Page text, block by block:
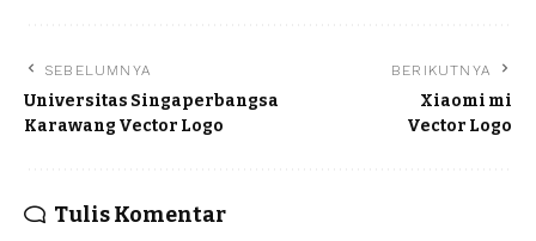
SEBELUMNYA
Universitas Singaperbangsa
Karawang Vector Logo
BERIKUTNYA
Xiaomi mi
Vector Logo
Tulis Komentar